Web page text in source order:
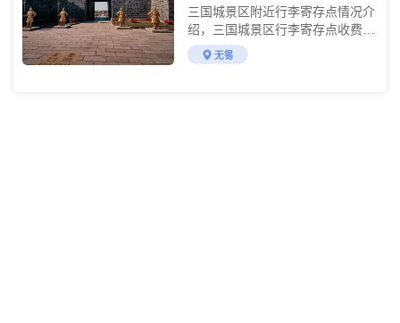
存怎么收费？
三国城景区附近行李寄存点情况介
绍，三国城景区行李寄存点收费标
准介绍
无锡